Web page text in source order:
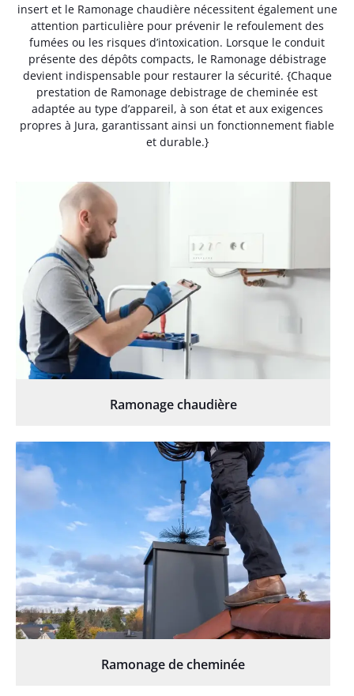
insert et le Ramonage chaudière nécessitent également une
attention particulière pour prévenir le refoulement des
fumées ou les risques d’intoxication. Lorsque le conduit
présente des dépôts compacts, le Ramonage débistrage
devient indispensable pour restaurer la sécurité. {Chaque
prestation de Ramonage debistrage de cheminée est
adaptée au type d’appareil, à son état et aux exigences
propres à Jura, garantissant ainsi un fonctionnement fiable
et durable.}
Ramonage chaudière
Ramonage de cheminée